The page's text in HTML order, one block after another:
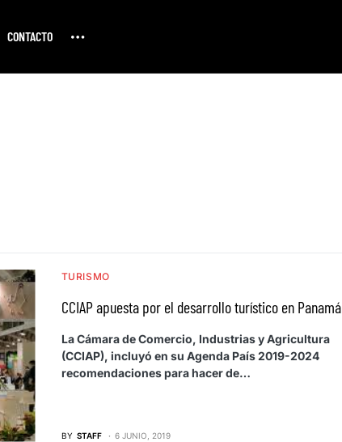
CONTACTO
TURISMO
CCIAP apuesta por el desarrollo turístico en Panamá
La Cámara de Comercio, Industrias y Agricultura
(CCIAP), incluyó en su Agenda País 2019-2024
recomendaciones para hacer de…
BY STAFF 6 JUNIO, 2019